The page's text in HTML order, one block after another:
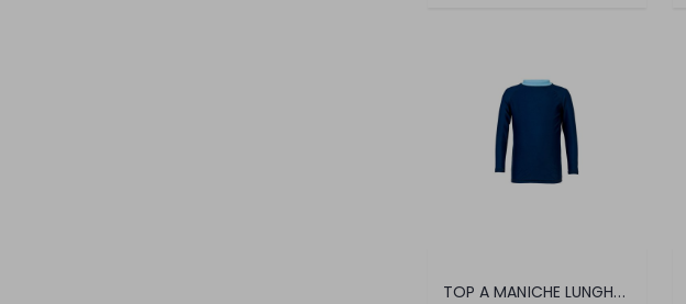
TOP A MANICHE LUNGHE BLU NAVY CON COLLET